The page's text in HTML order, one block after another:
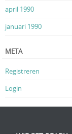
april 1990
januari 1990
META
Registreren
Login